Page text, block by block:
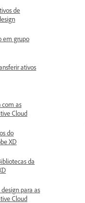
de
em grupo
ativos
com as
Cloud
do
XD
da
para as
Cloud